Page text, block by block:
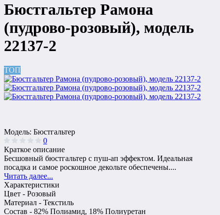
Бюстгальтер Рамона
(пудрово-розовый), модель
22137-2
ТОП
Модель: Бюстгальтер
0
Краткое описание
Бесшовный бюстгальтер с пуш-ап эффектом. Идеальная
посадка и самое роскошное декольте обеспечены....
Читать далее...
Характеристики
Цвет - Розовый
Материал - Текстиль
Состав - 82% Полиамид, 18% Полиуретан